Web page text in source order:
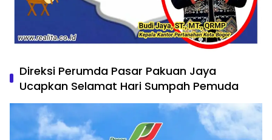
Direksi Perumda Pasar Pakuan Jaya
Ucapkan Selamat Hari Sumpah Pemuda